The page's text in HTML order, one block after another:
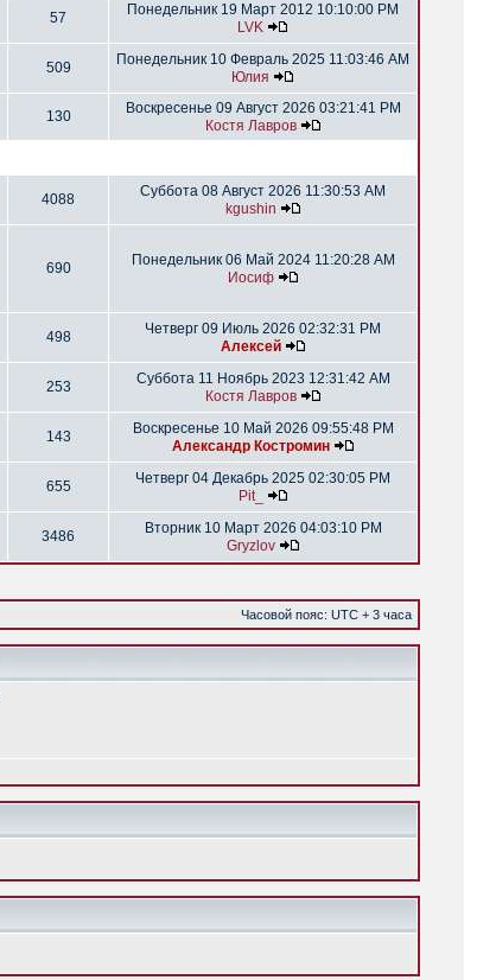
57
Понедельник 19 Март 2012 10:10:00 PM
LVK
509
Понедельник 10 Февраль 2025 11:03:46 AM
Юлия
130
Воскресенье 09 Август 2026 03:21:41 PM
Костя Лавров
4088
Суббота 08 Август 2026 11:30:53 AM
kgushin
690
Понедельник 06 Май 2024 11:20:28 AM
Иосиф
498
Четверг 09 Июль 2026 02:32:31 PM
Алексей
253
Суббота 11 Ноябрь 2023 12:31:42 AM
Костя Лавров
143
Воскресенье 10 Май 2026 09:55:48 PM
Александр Костромин
655
Четверг 04 Декабрь 2025 02:30:05 PM
Pit_
3486
Вторник 10 Март 2026 04:03:10 PM
Gryzlov
Часовой пояс: UTC + 3 часа